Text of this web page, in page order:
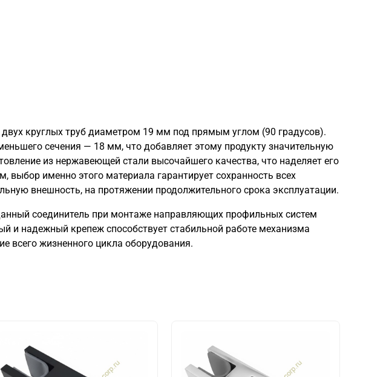
круглых труб диаметром 19 мм под прямым углом (90 градусов).
сечения — 18 мм, что добавляет этому продукту значительную
из нержавеющей стали высочайшего качества, что наделяет его
именно этого материала гарантирует сохранность всех
внешность, на протяжении продолжительного срока эксплуатации.
соединитель при монтаже направляющих профильных систем
и надежный крепеж способствует стабильной работе механизма
всего жизненного цикла оборудования.